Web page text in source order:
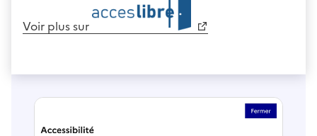
Voir plus sur